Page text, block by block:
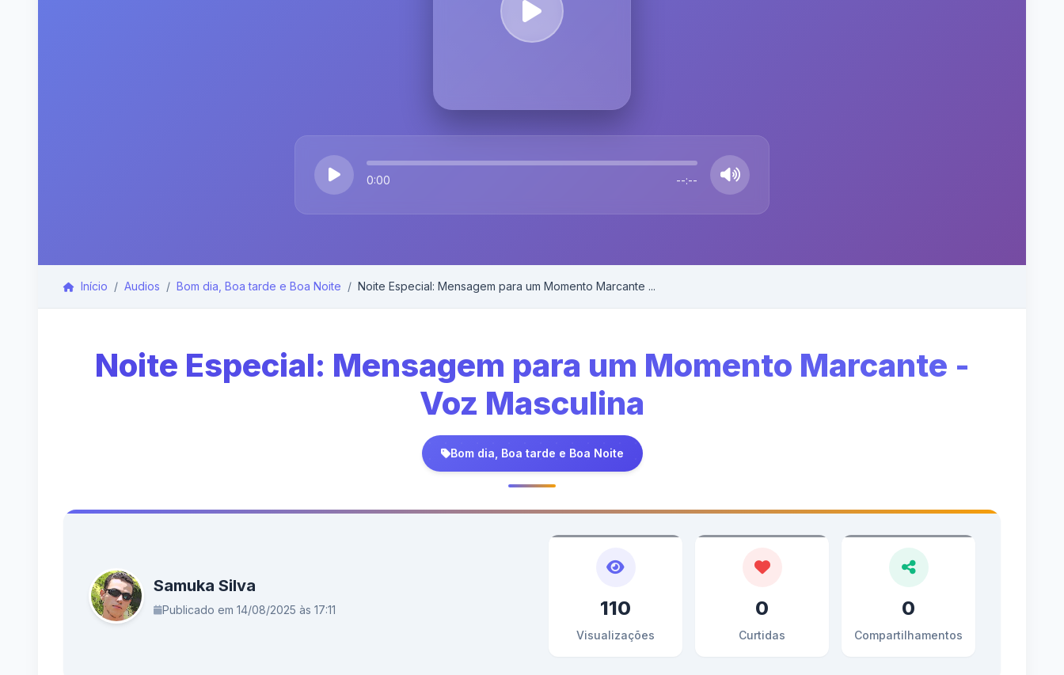
0:00 --:--
Início Audios Bom dia, Boa tarde e Boa Noite Noite Especial: Mensagem para um Momento Marcante ...
Noite Especial: Mensagem para um Momento Marcante -
Voz Masculina
Bom dia, Boa tarde e Boa Noite
Samuka Silva
Publicado em 14/08/2025 às 17:11 110
Visualizações
0
Curtidas
0
Compartilhamentos